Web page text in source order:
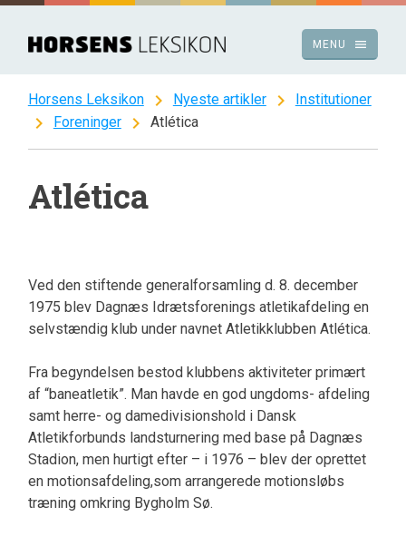
Spring
indhold
menu
MENU
Horsens Leksikon chevron_right Nyeste artikler chevron_right Institutioner
chevron_right Foreninger chevron_right Atlética
Atlética
Ved den stiftende generalforsamling d. 8. december
1975 blev Dagnæs Idrætsforenings atletikafdeling en
selvstændig klub under navnet Atletikklubben Atlética.
Fra begyndelsen bestod klubbens aktiviteter primært
af “baneatletik”. Man havde en god ungdoms- afdeling
samt herre- og damedivisionshold i Dansk
Atletikforbunds landsturnering med base på Dagnæs
Stadion, men hurtigt efter – i 1976 – blev der oprettet
en motionsafdeling,som arrangerede motionsløbs
træning omkring Bygholm Sø.